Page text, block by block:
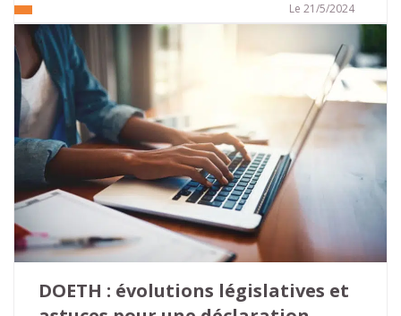
Le 21/5/2024
DOETH : évolutions législatives et